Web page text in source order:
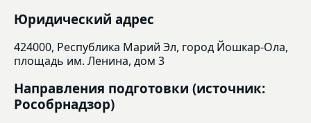
Юридический адрес
424000, Республика Марий Эл, город Йошкар-Ола,
площадь им. Ленина, дом 3
Направления подготовки (источник:
Рособрнадзор)